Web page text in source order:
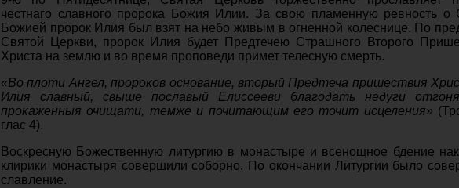
честнаго славного пророка Божия Илии. За свою пламенную ревность о
Божией пророк Илия был взят на небо живым в огненной колеснице. По
Святой Церкви, пророк Илия будет Предтечею Страшного Второго
Христа на землю и во время проповеди примет телесную смерть.
«Во плоти Ангел, пророков основание, вторый Предтеча пришествия
Илия славный, свыше пославый Елиссееви благодать недуги
прокаженныя очищати, темже и почитающим его точит исцеления»
глас 4).
Воскресную Божественную литургию в монастыре и всенощное бдение
клирики монастыря совершили соборно. По окончании Литургии было
славление.